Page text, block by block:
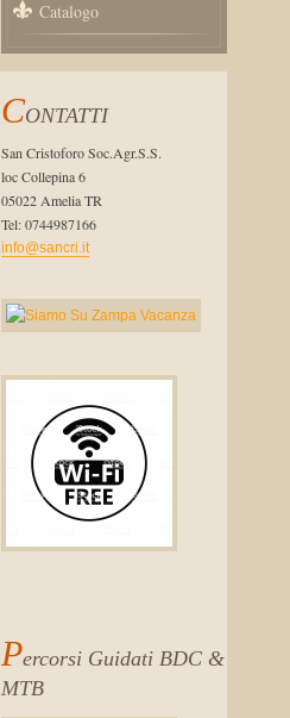
Catalogo
CONTATTI
San Cristoforo Soc.Agr.S.S.
loc Collepina 6
05022 Amelia TR
Tel: 0744987166
info@sancri.it
Percorsi Guidati BDC &
MTB